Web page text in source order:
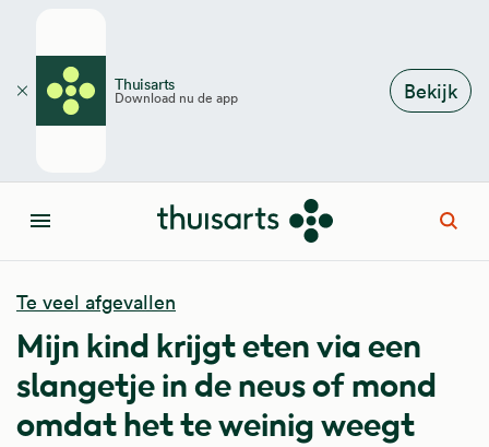
Thuisarts
Download nu de app Bekijk
Sluiten
Menu
Te veel afgevallen
Mijn kind krijgt eten via een
slangetje in de neus of mond
omdat het te weinig weegt